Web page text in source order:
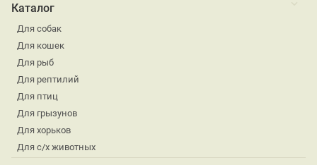
Каталог
Для собак
Для кошек
Для рыб
Для рептилий
Для птиц
Для грызунов
Для хорьков
Для с/х животных